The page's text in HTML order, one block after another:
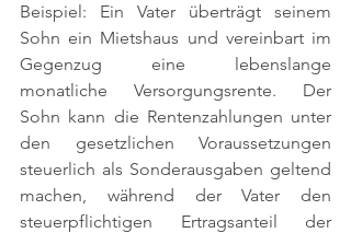
Beispiel: Ein Vater überträgt seinem
Sohn ein Mietshaus und vereinbart im
Gegenzug eine lebenslange
monatliche Versorgungsrente. Der
Sohn kann die Rentenzahlungen unter
den gesetzlichen Voraussetzungen
steuerlich als Sonderausgaben geltend
machen, während der Vater den
steuerpflichtigen Ertragsanteil der